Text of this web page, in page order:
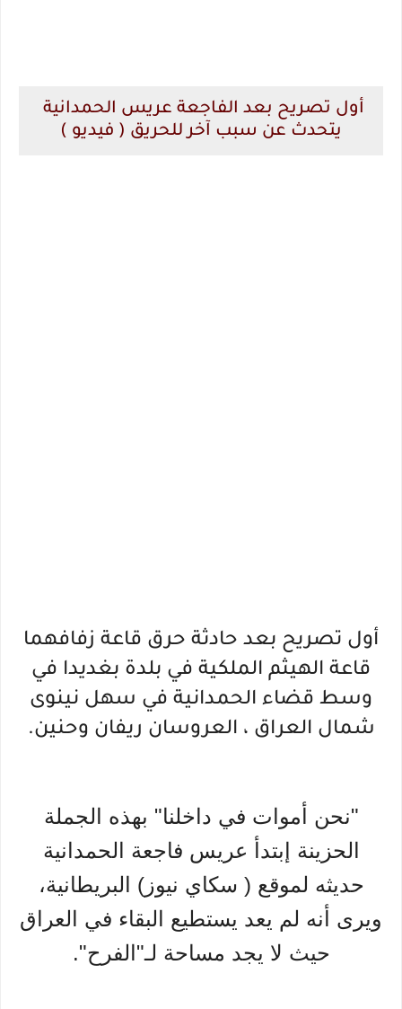
أول تصريح بعد الفاجعة عريس الحمدانية
يتحدث عن سبب آخر للحريق ( فيديو )
أول تصريح بعد حادثة حرق قاعة زفافهما
قاعة الهيثم الملكية في بلدة بغديدا في
وسط قضاء الحمدانية في سهل نينوى
شمال العراق ، العروسان ريفان وحنين.
"نحن أموات في داخلنا" بهذه الجملة
الحزينة إبتدأ عريس فاجعة الحمدانية
حديثه لموقع ( سكاي نيوز) البريطانية،
ويرى أنه لم يعد يستطيع البقاء في العراق
حيث لا يجد مساحة لـ"الفرح".